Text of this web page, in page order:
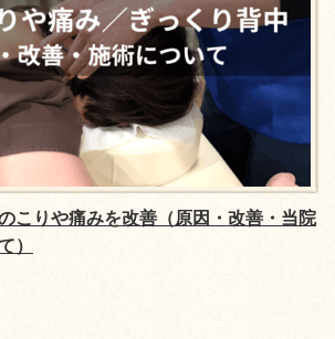
こりや痛みを改善（原因・改善・当院
）